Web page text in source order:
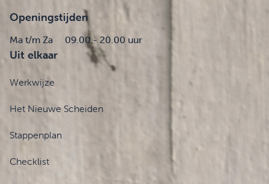
Openingstijden
Ma t/m Za 09.00 - 20.00 uur
Uit elkaar
Werkwijze
Het Nieuwe Scheiden
Stappenplan
Checklist